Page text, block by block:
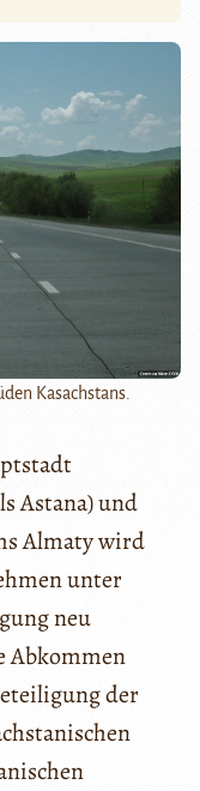
Kasachstans.
Astana) und
Almaty wird
unter
neu
Abkommen
der